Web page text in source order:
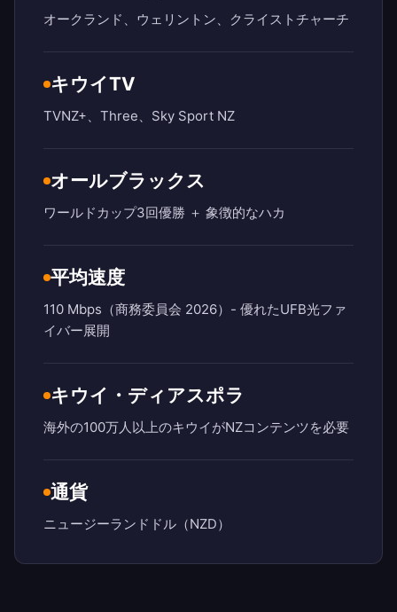
オークランド、ウェリントン、クライストチャーチ
キウイTV
TVNZ+、Three、Sky Sport NZ
オールブラックス
ワールドカップ3回優勝 ＋ 象徴的なハカ
平均速度
110 Mbps（商務委員会 2026）- 優れたUFB光ファ
イバー展開
キウイ・ディアスポラ
海外の100万人以上のキウイがNZコンテンツを必要
通貨
ニュージーランドドル（NZD）